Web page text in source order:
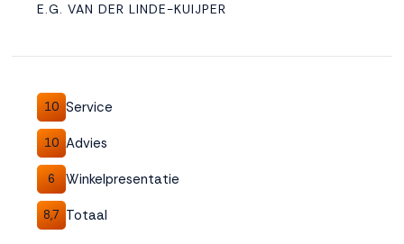
E.G. VAN DER LINDE-KUIJPER
10 Service
10 Advies
6 Winkelpresentatie
8,7 Totaal